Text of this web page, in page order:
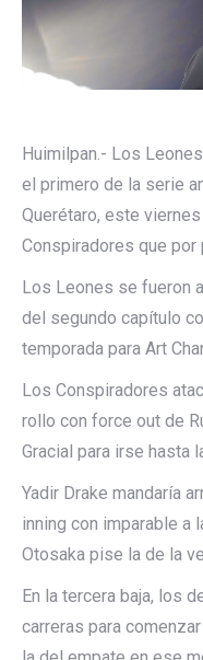
Huimilpan.- Los
el primero de la serie
Querétaro, este
Conspiradores que por
Los Leones se fueron
del segundo capítulo
temporada para Art
Los Conspiradores
rollo con force out de
Gracial para irse hasta
Yadir Drake mandaría
inning con imparable a
Otosaka pise la de la
En la tercera baja, los
carreras para